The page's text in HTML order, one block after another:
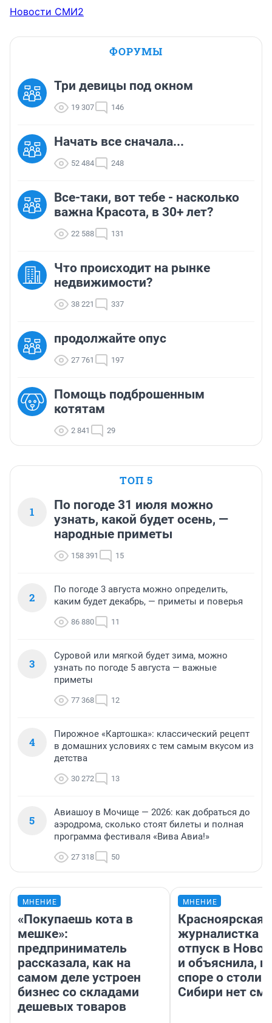
Правильно! Куча интернет-звезд, которые в реальной
жирной титьке, но... в случае чего... готовые и
пересидеться в подвале.
Новости СМИ2
ФОРУМЫ
Три девицы под окном
19 307 146
Начать все сначала...
52 484 248
Все-таки, вот тебе - насколько
важна Красота, в 30+ лет?
22 588 131
Что происходит на рынке
недвижимости?
38 221 337
продолжайте опус
27 761 197
Помощь подброшенным
котятам
2 841 29
ТОП 5
1
По погоде 31 июля можно
узнать, какой будет осень, —
народные приметы
158 391 15
2
По погоде 3 августа можно определить,
каким будет декабрь, — приметы и поверья
86 880 11
3
Суровой или мягкой будет зима, можно
узнать по погоде 5 августа — важные
приметы
77 368 12
4
Пирожное «Картошка»: классический рецепт
в домашних условиях с тем самым вкусом из
детства
30 272 13
5
Авиашоу в Мочище — 2026: как добраться до
аэродрома, сколько стоят билеты и полная
программа фестиваля «Вива Авиа!»
27 318 50
МНЕНИЕ
«Покупаешь кота в
мешке»:
предприниматель
рассказала, как на
самом деле устроен
бизнес со складами
дешевых товаров
МНЕНИЕ
Красноярская
журналистка
отпуск в
и объяснила,
споре о
Сибири нет